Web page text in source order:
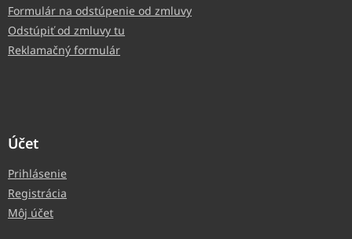
Formulár na odstúpenie od zmluvy
Odstúpiť od zmluvy tu
Reklamačný formulár
Účet
Prihlásenie
Registrácia
Môj účet